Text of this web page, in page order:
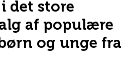
det store
af populære
og unge fra